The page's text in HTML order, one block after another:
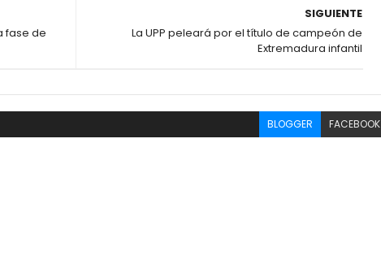
SIGUIENTE
La UPP peleará por el título de campeón de
Extremadura infantil
fase de
BLOGGER FACEBOOK